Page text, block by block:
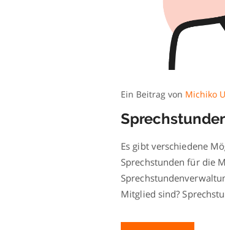
Ein Beitrag von Michiko
Es gibt verschiedene
Sprechstunden für die
Mitglied sind?